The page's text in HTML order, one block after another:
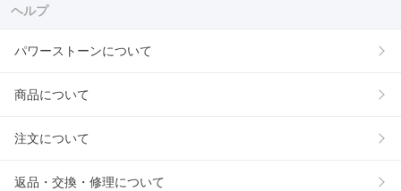
ヘルプ
パワーストーンについて
商品について
注文について
返品・交換・修理について